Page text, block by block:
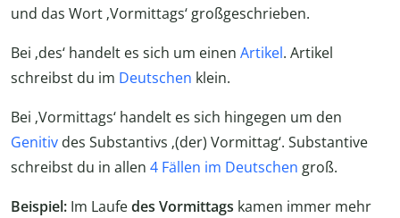
und das Wort ‚Vormittags‘ großgeschrieben.
Bei ‚des‘ handelt es sich um einen Artikel. Artikel
schreibst du im Deutschen klein.
Bei ‚Vormittags‘ handelt es sich hingegen um den
Genitiv des Substantivs ‚(der) Vormittag‘. Substantive
schreibst du in allen 4 Fällen im Deutschen groß.
Beispiel: Im Laufedes Vormittags kamen immer mehr